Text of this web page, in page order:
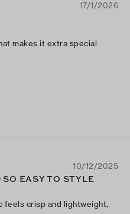
17/1/2026
makes it extra special
10/12/2025
EASY TO STYLE
feels crisp and lightweight,